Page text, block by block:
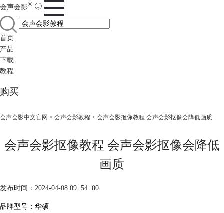
会声会影®
首页
产品
下载
教程
购买
会声会影中文官网 > 会声会影教程 > 会声会影抠像教程 会声会影抠像会降低画质
会声会影抠像教程 会声会影抠像会降低
画质
发布时间：2024-04-08 09: 54: 00
品牌型号：华硕